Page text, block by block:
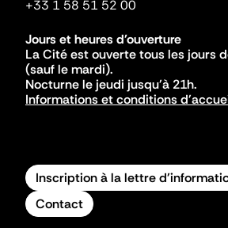
+33 1 58 51 52 00
Jours et heures d'ouverture
La Cité est ouverte tous les jours
(sauf le mardi).
Nocturne le jeudi jusqu'à 21h.
Informations et conditions
Inscription à la lettre
Contact